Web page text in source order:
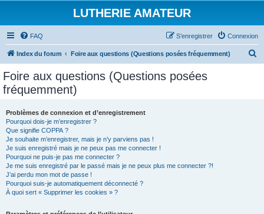
LUTHERIE AMATEUR
FAQ Connexion
S’enregistrer
Index du forum Foire aux questions (Questions posées fréquemment)
Foire aux questions (Questions posées
fréquemment)
Problèmes de connexion et d’enregistrement
Pourquoi dois-je m’enregistrer ?
Que signifie COPPA ?
Je souhaite m’enregistrer, mais je n’y parviens pas !
Je suis enregistré mais je ne peux pas me connecter !
Pourquoi ne puis-je pas me connecter ?
Je me suis enregistré par le passé mais je ne peux plus me connecter ?!
J’ai perdu mon mot de passe !
Pourquoi suis-je automatiquement déconnecté ?
À quoi sert « Supprimer les cookies » ?